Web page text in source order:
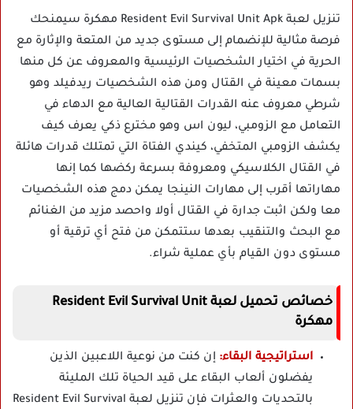
تنزيل لعبة Resident Evil Survival Unit Apk مهكرة سيمنحك
فرصة مثالية للإنضمام إلى مستوى جديد من المتعة والإثارة مع
الحرية في اختيار الشخصيات الرئيسية والمعروف عن كل منها
بسمات معينة في القتال ومن هذه الشخصيات ريدفيلد وهو
شرطي معروف عنه القدرات القتالية العالية مع الدهاء في
التعامل مع الزومبي، ليون اس وهو مخترع ذكي يعرف كيف
يكشف الزومبي المتخفي، كيندي الفتاة التي تمتلك قدرات هائلة
في القتال الكلاسيكي ومعروفة بسرعة ركضها كما إنها
مهاراتها أقرب إلى مهارات النينجا يمكن دمج هذه الشخصيات
معا ولكن اثبت جدارة في القتال أولا واحصد مزيد من الغنائم
مع البحث والتنقيب بعدها ستتمكن من فتح أي ترقية أو
مستوى دون القيام بأي عملية شراء.
خصائص تحميل لعبة Resident Evil Survival Unit
مهكرة
استراتيجية البقاء: إن كنت من نوعية اللاعبين الذين
يفضلون ألعاب البقاء على قيد الحياة تلك المليئة
بالتحديات والعثرات فإن تنزيل لعبة Resident Evil Survival